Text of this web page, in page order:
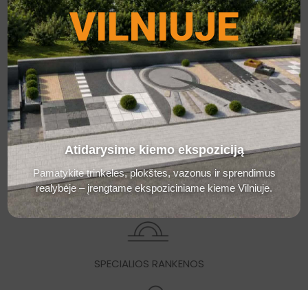
IŠLAIKYKITE TARPUS 3-5 mm
PĖSČIŲJŲ EISMAS
LENGVŲJŲ AUTOMOBILIŲ EISMAS
SPECIALIOS RANKENOS
VILNIUJE
Atidarysime kiemo ekspoziciją
Pamatykite trinkeles, plokštes, vazonus ir sprendimus
realybėje – įrengtame ekspoziciniame kieme Vilniuje.